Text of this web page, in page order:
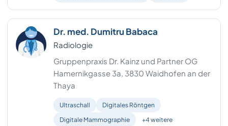
Dr. med. Dumitru Babaca
Radiologie
Gruppenpraxis Dr. Kainz und Partner OG
Hamernikgasse 3a, 3830 Waidhofen an der
Thaya
Ultraschall
Digitales Röntgen
Digitale Mammographie
+4 weitere